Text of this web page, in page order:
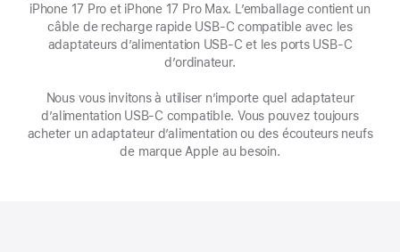
une
nouvelle
fenêtre)
iPhone 17 Pro et iPhone 17 Pro Max. L’emballage contient un
câble de recharge rapide USB-C compatible avec les
adaptateurs d’alimentation USB-C et les ports USB-C
d’ordinateur.
Nous vous invitons à utiliser n’importe quel adaptateur
d’alimentation USB‑C compatible. Vous pouvez toujours
acheter un adaptateur d’alimentation ou des écouteurs neufs
de marque Apple au besoin.